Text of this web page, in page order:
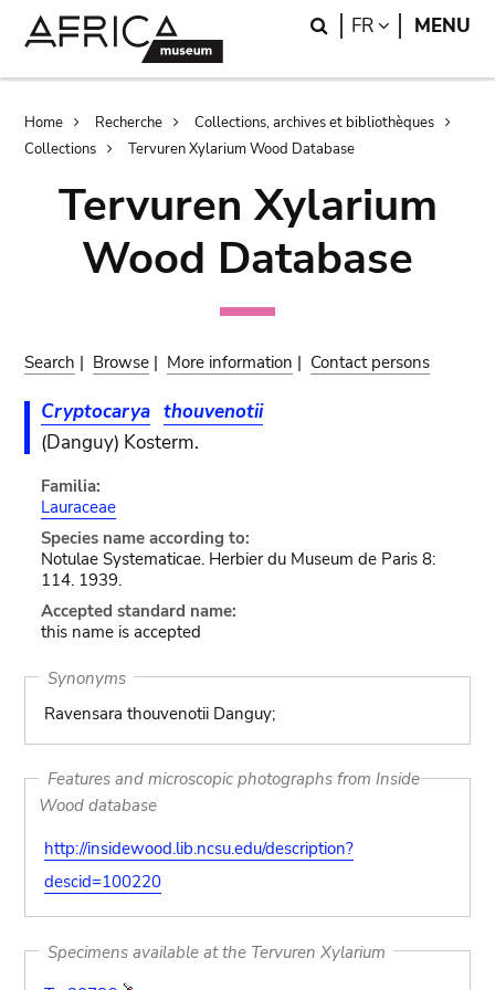
Search
FR LANGUAGE
MENU
Breadcrumb
Home Recherche
Collections, archives et bibliothèques
Collections
Tervuren Xylarium Wood Database
Tervuren Xylarium
Wood Database
Search | Browse | More information | Contact persons
Cryptocarya thouvenotii
(Danguy) Kosterm.
Familia:
Lauraceae
Species name according to:
Notulae Systematicae. Herbier du Museum de Paris 8:
114. 1939.
Accepted standard name:
this name is accepted
Synonyms
Ravensara thouvenotii Danguy;
Features and microscopic photographs from Inside
Wood database
http://insidewood.lib.ncsu.edu/description?
descid=100220
Specimens available at the Tervuren Xylarium